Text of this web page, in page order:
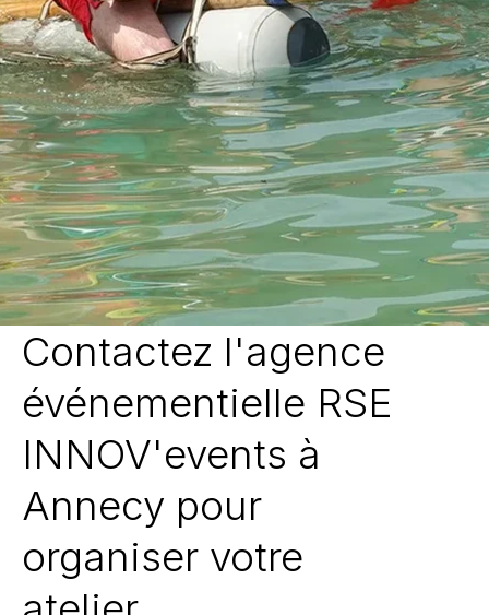
Contactez l'agence
événementielle RSE
INNOV'events à
Annecy pour
organiser votre